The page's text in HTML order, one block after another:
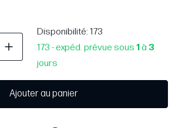
Disponibilité: 173
173 - expéd. prévue sous 1à 3
jours
Ajouter au panier